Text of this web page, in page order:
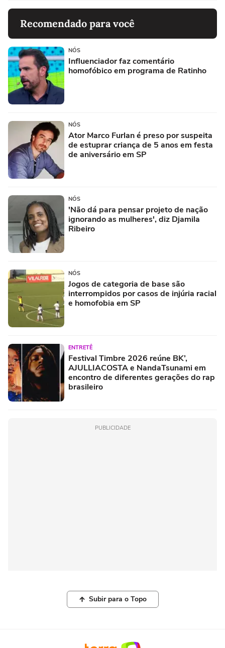
Recomendado para você
NÓS
Influenciador faz comentário
homofóbico em programa de Ratinho
NÓS
Ator Marco Furlan é preso por suspeita
de estuprar criança de 5 anos em festa
de aniversário em SP
NÓS
'Não dá para pensar projeto de nação
ignorando as mulheres', diz Djamila
Ribeiro
NÓS
Jogos de categoria de base são
interrompidos por casos de injúria racial
e homofobia em SP
ENTRETÊ
Festival Timbre 2026 reúne BK’,
AJULLIACOSTA e NandaTsunami em
encontro de diferentes gerações do rap
brasileiro
PUBLICIDADE
Subir para o Topo